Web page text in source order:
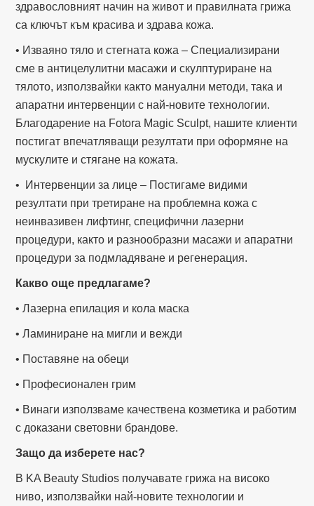
здравословният начин на живот и правилната грижа
са ключът към красива и здрава кожа.
• Изваяно тяло и стегната кожа – Специализирани
сме в антицелулитни масажи и скулптуриране на
тялото, използвайки както мануални методи, така и
апаратни интервенции с най-новите технологии.
Благодарение на Fotora Magic Sculpt, нашите клиенти
постигат впечатляващи резултати при оформяне на
мускулите и стягане на кожата.
• Интервенции за лице – Постигаме видими
резултати при третиране на проблемна кожа с
неинвазивен лифтинг, специфични лазерни
процедури, както и разнообразни масажи и апаратни
процедури за подмладяване и регенерация.
Какво още предлагаме?
• Лазерна епилация и кола маска
• Ламиниране на мигли и вежди
• Поставяне на обеци
• Професионален грим
• Винаги използваме качествена козметика и работим
с доказани световни брандове.
Защо да изберете нас?
В KA Beauty Studios получавате грижа на високо
ниво, използвайки най-новите технологии и